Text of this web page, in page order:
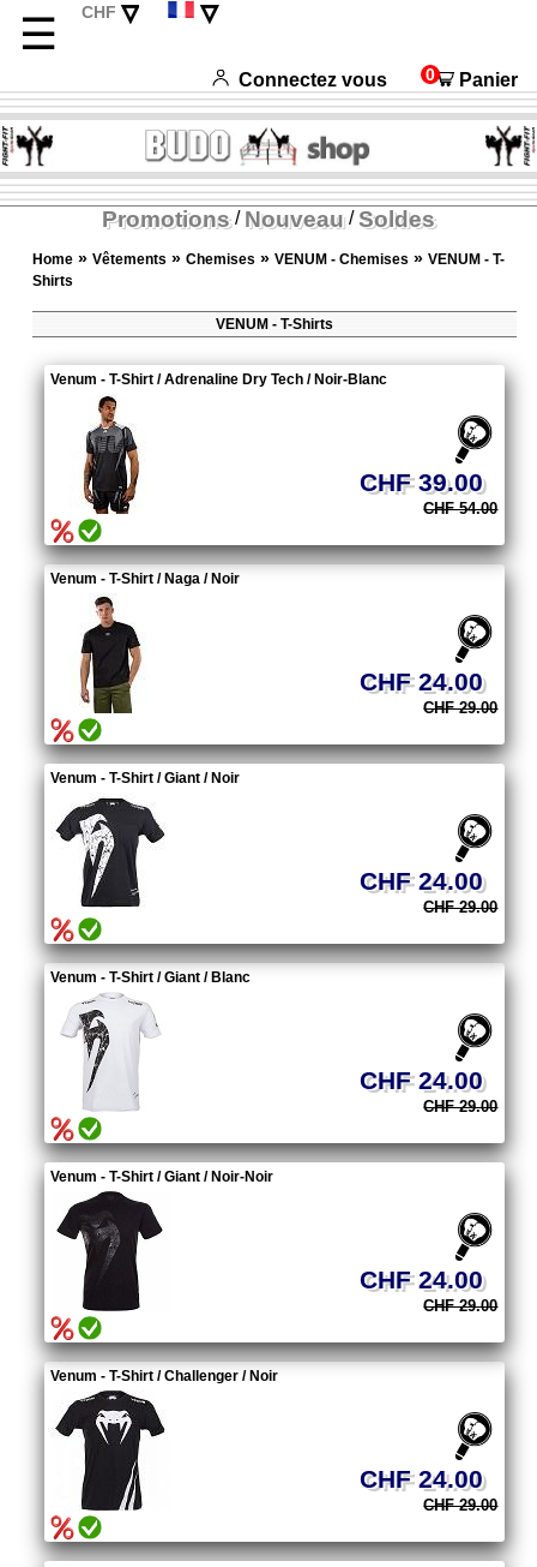
☰ CHF ▿ ▿
Italiano
Español
Connectez vous 0 Panier
Promotions/ Nouveau/Soldes
Home »Vêtements »Chemises »VENUM - Chemises »VENUM - T-
Shirts
VENUM - T-Shirts
Venum - T-Shirt / Adrenaline Dry Tech / Noir-Blanc
CHF 39.00
CHF 54.00
Venum - T-Shirt / Naga / Noir
CHF 24.00
CHF 29.00
Venum - T-Shirt / Giant / Noir
CHF 24.00
CHF 29.00
Venum - T-Shirt / Giant / Blanc
CHF 24.00
CHF 29.00
Venum - T-Shirt / Giant / Noir-Noir
CHF 24.00
CHF 29.00
Venum - T-Shirt / Challenger / Noir
CHF 24.00
CHF 29.00